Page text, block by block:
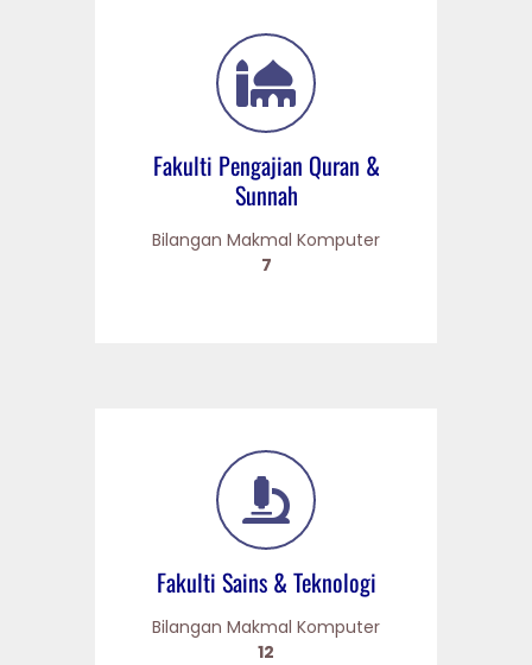
Fakulti Pengajian Quran &
Sunnah
Bilangan Makmal Komputer
7
Fakulti Sains & Teknologi
Bilangan Makmal Komputer
12